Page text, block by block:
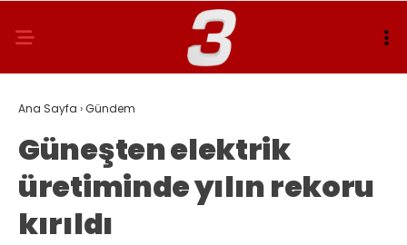
Ana Sayfa ›Gündem
Güneşten elektrik
üretiminde yılın rekoru
kırıldı